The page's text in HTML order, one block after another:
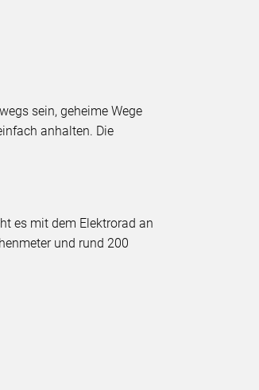
sein, geheime Wege
anhalten. Die
es mit dem Elektrorad an
und rund 200